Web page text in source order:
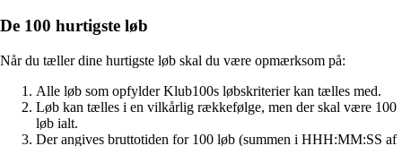
De 100 hurtigste løb
Når du tæller dine hurtigste løb skal du være opmærksom på:
Alle løb som opfylder Klub100s løbskriterier kan tælles med.
Løb kan tælles i en vilkårlig rækkefølge, men der skal være 100
løb ialt.
Der angives bruttotiden for 100 løb (summen i HHH:MM:SS af